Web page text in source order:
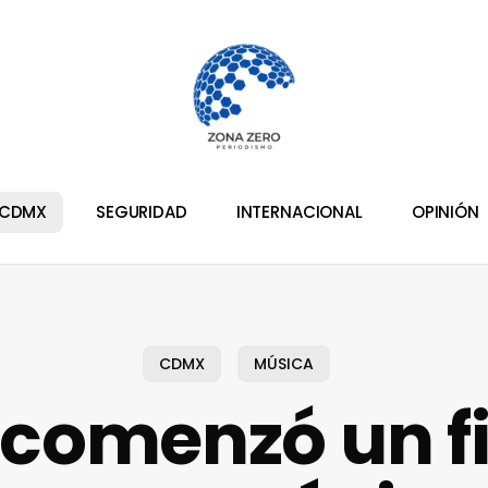
CDMX SEGURIDAD INTERNACIONAL OPINIÓN
CDMX MÚSICA
comenzó un